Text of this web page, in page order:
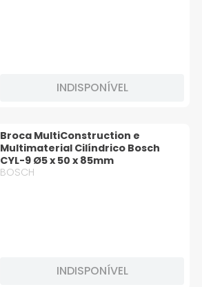
INDISPONÍVEL
Broca MultiConstruction e
Multimaterial Cilíndrico Bosch
CYL-9 Ø5 x 50 x 85mm
BOSCH
INDISPONÍVEL